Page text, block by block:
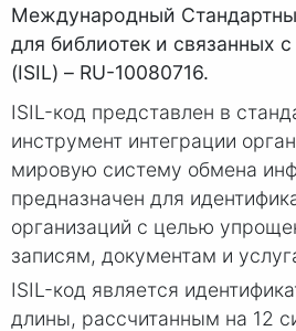
Международный
для библиотек и связанных
(ISIL) – RU-10080716.
ISIL-код представлен в
инструмент интеграции
мировую систему обмена
предназначен для
организаций с целью
записям, документам и
ISIL-код является
длины, рассчитанным на 12